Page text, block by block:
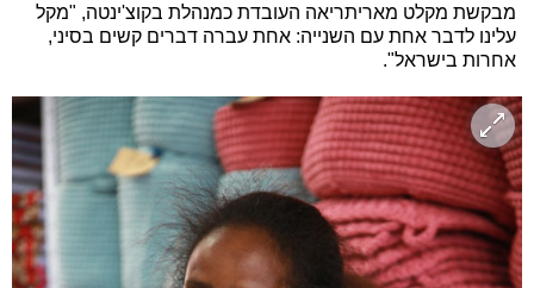
מבקשת מקלט מאריתריאה העובדת כמנהלת בקוצ'ינטה, "מקל
עלינו לדבר אחת עם השנייה: אחת עברה דברים קשים בסיני,
אחרות בישראל".